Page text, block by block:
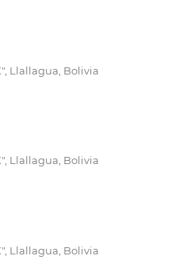
Llallagua, Bolivia
Llallagua, Bolivia
Llallagua, Bolivia